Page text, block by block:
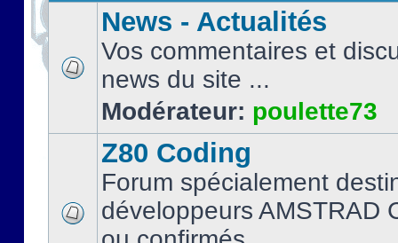
News - Actualités
Vos commentaires et
news du site ...
Modérateur: poulette73
Z80 Coding
Forum spécialement
développeurs AMSTRAD